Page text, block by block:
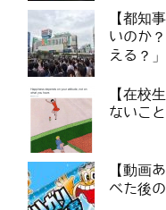
【都知
いのか
える？」
【在校
ないこ
【動画
べた後